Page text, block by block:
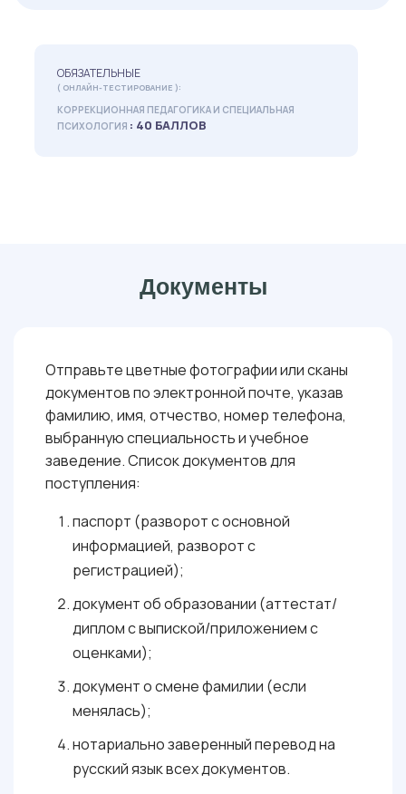
ОБЯЗАТЕЛЬНЫЕ
( ОНЛАЙН-ТЕСТИРОВАНИЕ ):
КОРРЕКЦИОННАЯ ПЕДАГОГИКА И СПЕЦИАЛЬНАЯ
ПСИХОЛОГИЯ : 40 БАЛЛОВ
Документы
Отправьте цветные фотографии или сканы
документов по электронной почте, указав
фамилию, имя, отчество, номер телефона,
выбранную специальность и учебное
заведение. Список документов для
поступления:
паспорт (разворот с основной
информацией, разворот с
регистрацией);
документ об образовании (аттестат/
диплом с выпиской/приложением с
оценками);
документ о смене фамилии (если
менялась);
нотариально заверенный перевод на
русский язык всех документов.